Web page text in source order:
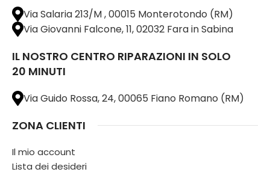
Via Salaria 213/M , 00015 Monterotondo (RM)
Via Giovanni Falcone, 11, 02032 Fara in Sabina
IL NOSTRO CENTRO RIPARAZIONI IN SOLO
20 MINUTI
Via Guido Rossa, 24, 00065 Fiano Romano (RM)
ZONA CLIENTI
Il mio account
Lista dei desideri